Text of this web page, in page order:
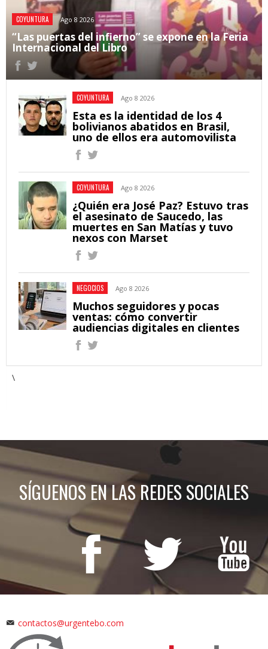
COYUNTURA Ago 8 2026
“Las puertas del infierno” se expone en la Feria
Internacional del Libro
COYUNTURA Ago 8 2026
Esta es la identidad de los 4
bolivianos abatidos en Brasil,
uno de ellos era automovilista
COYUNTURA Ago 8 2026
¿Quién era José Paz? Estuvo tras
el asesinato de Saucedo, las
muertes en San Matías y tuvo
nexos con Marset
NEGOCIOS Ago 8 2026
Muchos seguidores y pocas
ventas: cómo convertir
audiencias digitales en clientes
\
SÍGUENOS EN LAS REDES SOCIALES
contactos@urgentebo.com